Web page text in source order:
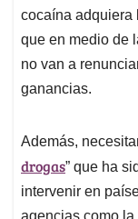
cocaína adquiera
que en medio de
no van a
ganancias.
Además,
drogas” que ha
intervenir en